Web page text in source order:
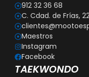
912 32 36 68
C. Cdad. de Frías,
Maestros
Instagram
Facebook
TAEKWONDO